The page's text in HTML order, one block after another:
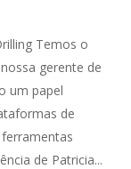
Temos o
gerente de
um papel
de
de Patricia...